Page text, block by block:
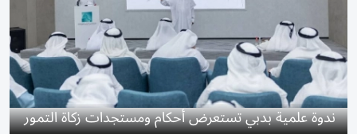
ندوة علمية بدبي تستعرض أحكام ومستجدات زكاة التمور